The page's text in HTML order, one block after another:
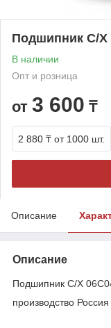
Подшипник C/X
В наличии
Опт и розница
от 3 600 ₸
2 880 ₸ от 1000 шт.
Описание
Описание
Подшипник C/X
производство Россия